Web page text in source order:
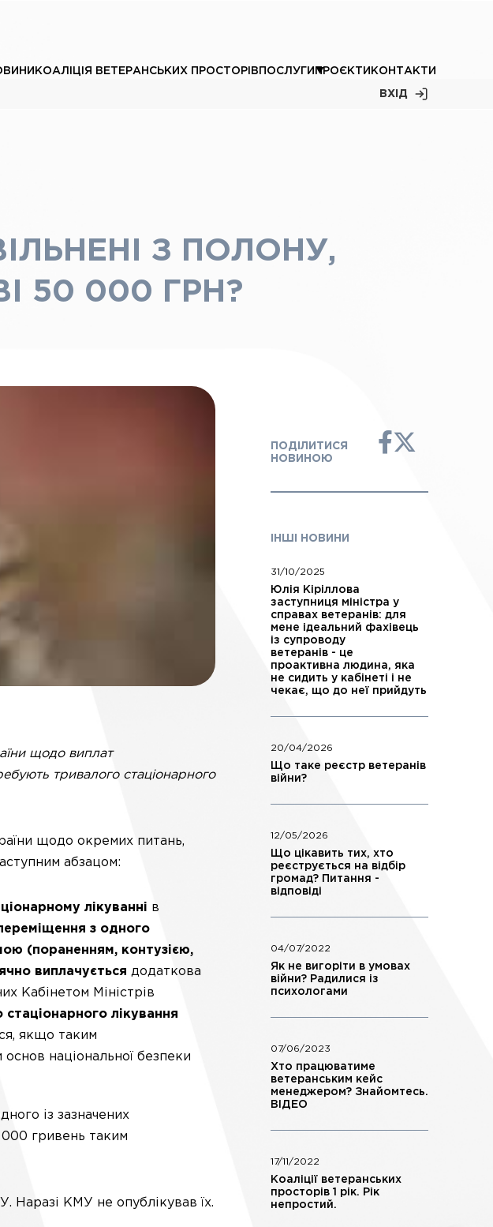
ВХІД
КОАЛІЦІЯ ВЕТЕРАНСЬКИХ ПРОСТОРІВ ПОСЛУГИ ПРОЄКТИ КОНТАКТИ
З ПОЛОНУ,
50 000 ГРН?
щодо виплат
тривалого стаціонарного
щодо окремих питань,
абзацом:
лікуванні в
з одного
(пораненням, контузією,
виплачується додаткова
Кабінетом Міністрів
лікування
якщо таким
національної безпеки
із зазначених
гривень таким
Наразі КМУ не опублікував їх.
ПОДІЛИТИСЯ
НОВИНОЮ
ІНШІ НОВИНИ
31/10/2025
Юлія Кіріллова
заступниця міністра у
справах ветеранів: для
мене ідеальний фахівець
із супроводу
ветеранів - це
проактивна людина, яка
не сидить у кабінеті і не
чекає, що до неї прийдуть
20/04/2026
Що таке реєстр ветеранів
війни?
12/05/2026
Що цікавить тих, хто
реєструється на відбір
громад? Питання -
відповіді
04/07/2022
Як не вигоріти в умовах
війни? Радилися із
психологами
07/06/2023
Хто працюватиме
ветеранським кейс
менеджером? Знайомтесь.
ВІДЕО
17/11/2022
Коаліції ветеранських
просторів 1 рік. Рік
непростий.